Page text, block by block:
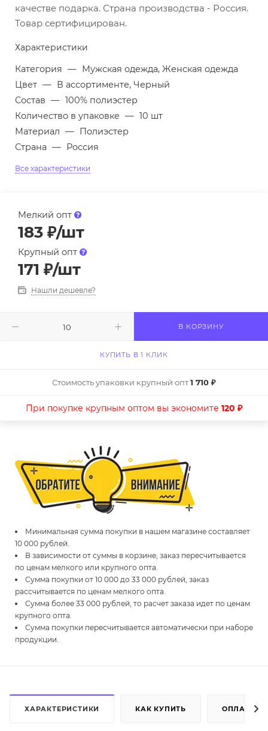
качестве подарка. Страна производства - Россия.
Товар сертифицирован.
Характеристики
Категория — Мужская одежда, Женская одежда
Цвет — В ассортименте, Черный
Состав — 100% полиэстер
Количество в упаковке — 10 шт
Материал — Полиэстер
Страна — Россия
Все характеристики
Мелкий опт
183 ₽/шт
Крупный опт
171 ₽/шт
Нашли дешевле?
В КОРЗИНУ
КУПИТЬ В 1 КЛИК
Стоимость упаковки крупный опт1 710 ₽
При покупке крупным оптом вы экономите 120 ₽
Минимальная сумма покупки в нашем магазине составляет
10 000 рублей.
В зависимости от суммы в корзине, заказ пересчитывается
по ценам мелкого или крупного опта.
Сумма покупки от 10 000 до 33 000 рублей, заказ
рассчитывается по ценам мелкого опта.
Сумма более 33 000 рублей, то расчет заказа идет по ценам
крупного опта.
Сумма покупки пересчитывается автоматически при наборе
продукции.
ХАРАКТЕРИСТИКИ КАК КУПИТЬ ОПЛАТА